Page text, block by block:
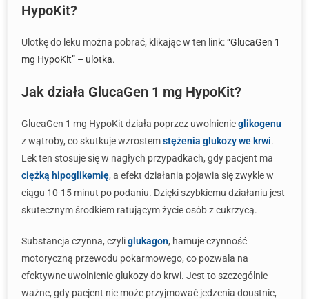
HypoKit?
Ulotkę do leku można pobrać, klikając w ten link:“GlucaGen 1
mg HypoKit” – ulotka.
Jak działa GlucaGen 1 mg HypoKit?
GlucaGen 1 mg HypoKit działa poprzez uwolnienieglikogenu
z wątroby, co skutkuje wzrostemstężenia glukozy we krwi.
Lek ten stosuje się w nagłych przypadkach, gdy pacjent ma
ciężką hipoglikemię, a efekt działania pojawia się zwykle w
ciągu 10-15 minut po podaniu. Dzięki szybkiemu działaniu jest
skutecznym środkiem ratującym życie osób z cukrzycą.
Substancja czynna, czyliglukagon, hamuje czynność
motoryczną przewodu pokarmowego, co pozwala na
efektywne uwolnienie glukozy do krwi. Jest to szczególnie
ważne, gdy pacjent nie może przyjmować jedzenia doustnie,